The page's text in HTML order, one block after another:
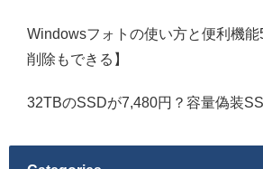
Windowsフォトの使い方と便利機
削除もできる】
32TBのSSDが7,480円？容量偽装